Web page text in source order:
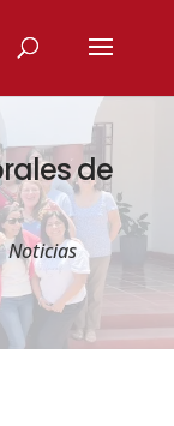
de
Noticias